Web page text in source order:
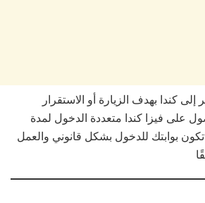
كندا بهدف الزيارة أو الاستقرار
على فيزا كندا متعددة الدخول لمدة
قد تكون بوابتك للدخول بشكل قانوني والعمل